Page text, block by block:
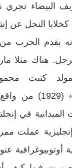
البيضاء
النحل عن
يقدم الحرب
هناك مثلا
كتبت
«المنطقة
في
عملت
أوتوبيوغرافية